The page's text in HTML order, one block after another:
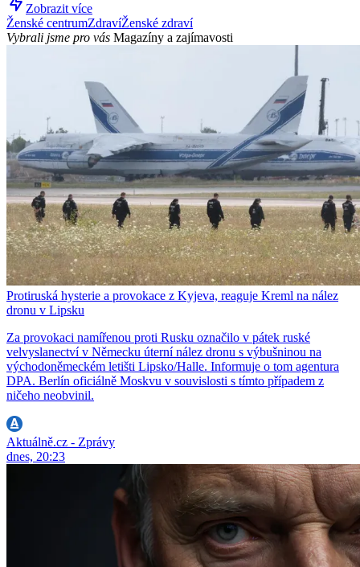
Zobrazit více
Ženské centrumZdravíŽenské zdraví
Vybrali jsme pro vás Magazíny a zajímavosti
Protiruská hysterie a provokace z Kyjeva, reaguje Kreml na nález
dronu v Lipsku
Za provokaci namířenou proti Rusku označilo v pátek ruské
velvyslanectví v Německu úterní nález dronu s výbušninou na
východoněmeckém letišti Lipsko/Halle. Informuje o tom agentura
DPA. Berlín oficiálně Moskvu v souvislosti s tímto případem z
ničeho neobvinil.
Aktuálně.cz - Zprávy
dnes, 20:23